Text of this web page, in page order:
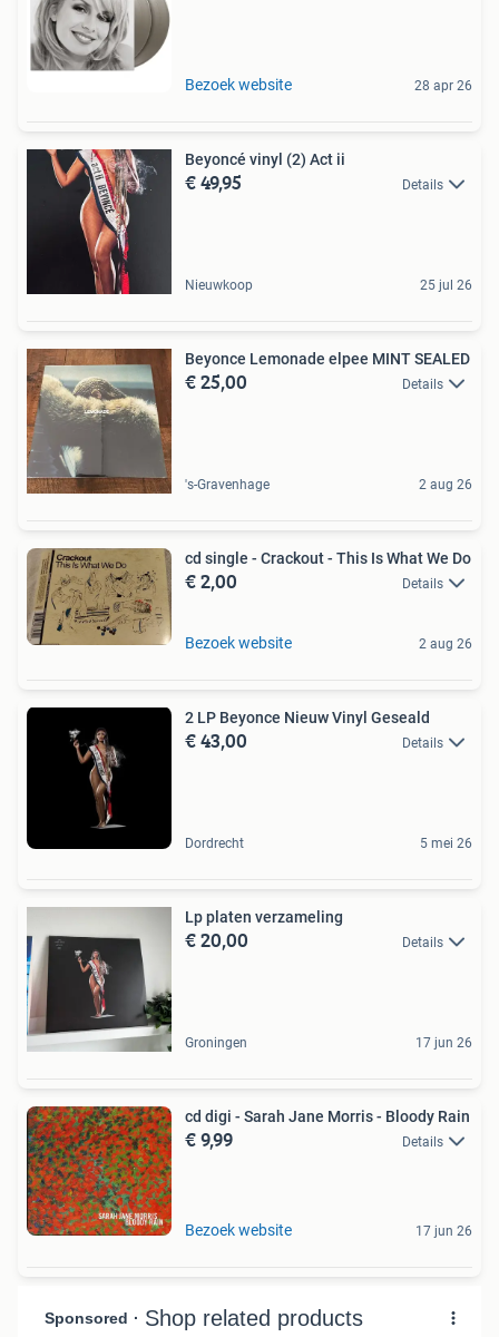
Bezoek website 28 apr 26
Beyoncé vinyl (2) Act ii
€ 49,95 Details
Nieuwkoop 25 jul 26
Beyonce Lemonade elpee MINT SEALED
€ 25,00 Details
's-Gravenhage 2 aug 26
cd single - Crackout - This Is What We Do
€ 2,00 Details
Bezoek website 2 aug 26
2 LP Beyonce Nieuw Vinyl Geseald
€ 43,00 Details
Dordrecht 5 mei 26
Lp platen verzameling
€ 20,00 Details
Groningen 17 jun 26
cd digi - Sarah Jane Morris - Bloody Rain
€ 9,99 Details
Bezoek website 17 jun 26